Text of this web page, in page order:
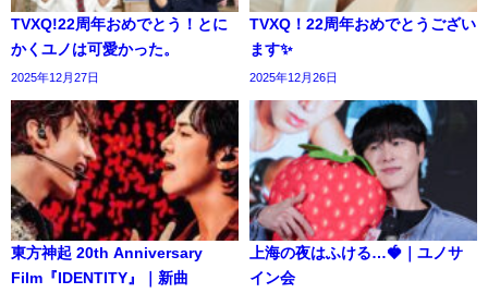
TVXQ!22周年おめでとう！とに
かくユノは可愛かった。
2025年12月27日
TVXQ！22周年おめでとうござい
ます✨️
2025年12月26日
東方神起 20th Anniversary
Film『IDENTITY』｜新曲
上海の夜はふける…🍓｜ユノサ
イン会